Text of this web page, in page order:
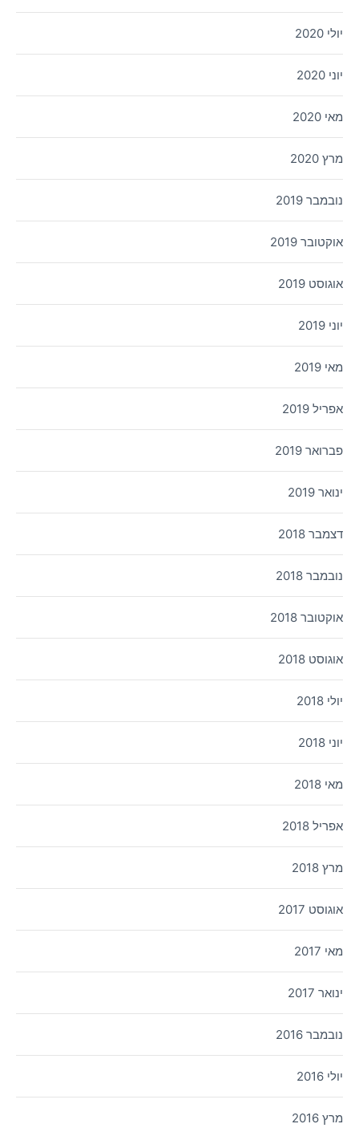
יולי 2020
יוני 2020
מאי 2020
מרץ 2020
נובמבר 2019
אוקטובר 2019
אוגוסט 2019
יוני 2019
מאי 2019
אפריל 2019
פברואר 2019
ינואר 2019
דצמבר 2018
נובמבר 2018
אוקטובר 2018
אוגוסט 2018
יולי 2018
יוני 2018
מאי 2018
אפריל 2018
מרץ 2018
אוגוסט 2017
מאי 2017
ינואר 2017
נובמבר 2016
יולי 2016
מרץ 2016